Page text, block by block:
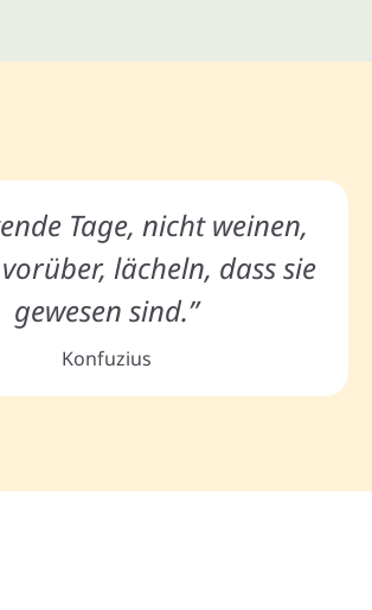
Tage, nicht weinen,
lächeln, dass sie
gewesen sind.”
Konfuzius